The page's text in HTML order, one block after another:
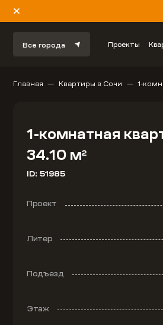
Все города Проекты
Главная Квартиры в Сочи 1-
1-комнатная
34.10 м2
ID: 51985
Проект
Литер
Подъезд
Этаж